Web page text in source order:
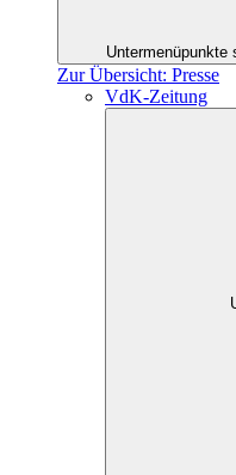
Untermenüpunkte
Zur Übersicht: Presse
VdK-Zeitung